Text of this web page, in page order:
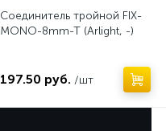
Соединитель тройной FIX-
MONO-8mm-T (Arlight, -)
197.50 руб. /шт